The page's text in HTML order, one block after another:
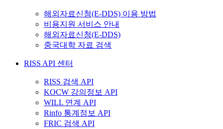
해외자료신청(E-DDS) 이용 방법
비용지원 서비스 안내
해외자료신청(E-DDS)
중국대학 자료 검색
RISS API 센터
RISS 검색 API
KOCW 강의정보 API
WILL 연계 API
Rinfo 통계정보 API
FRIC 검색 API